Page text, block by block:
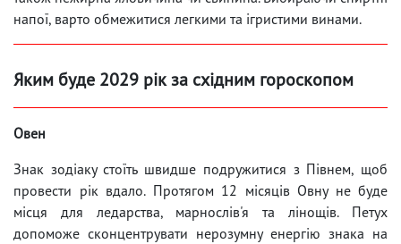
напої, варто обмежитися легкими та ігристими винами.
Яким буде 2029 рік за східним гороскопом
Овен
Знак зодіаку стоїть швидше подружитися з Півнем, щоб
провести рік вдало. Протягом 12 місяців Овну не буде
місця для ледарства, марнослів'я та лінощів. Петух
допоможе сконцентрувати нерозумну енергію знака на